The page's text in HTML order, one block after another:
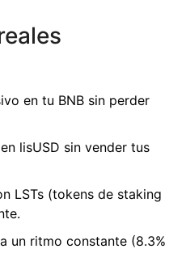
en tu BNB sin perder
lisUSD sin vender tus
LSTs (tokens de staking
un ritmo constante (8.3%